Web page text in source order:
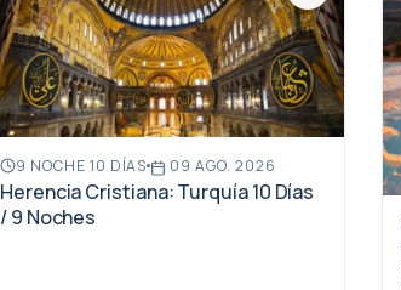
9 NOCHE 10 DÍAS 09 AGO. 2026
Herencia Cristiana: Turquía 10 Días
/ 9 Noches